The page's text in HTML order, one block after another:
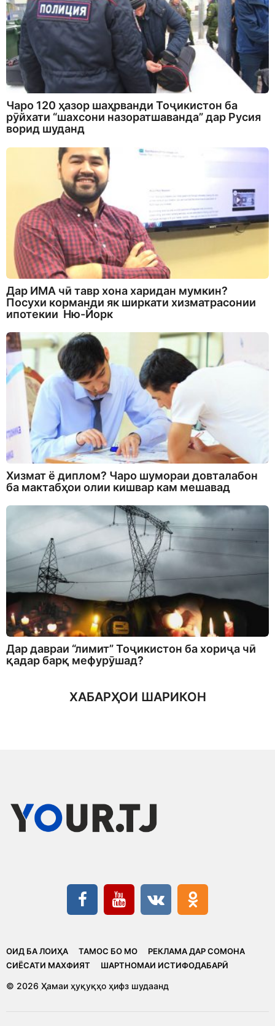
Чаро 120 ҳазор шаҳрванди Тоҷикистон ба
рӯйхати “шахсони назоратшаванда” дар Русия
ворид шуданд
Дар ИМА чӣ тавр хона харидан мумкин?
Посухи корманди як ширкати хизматрасонии
ипотекии Ню-Йорк
Хизмат ё диплом? Чаро шумораи довталабон
ба мактабҳои олии кишвар кам мешавад
Дар давраи “лимит” Тоҷикистон ба хориҷа чӣ
қадар барқ мефурӯшад?
ХАБАРҲОИ ШАРИКОН
ОИД БА ЛОИҲА ТАМОС БО МО
РЕКЛАМА ДАР СОМОНА
CИЁСАТИ МАХФИЯТ
ШАРТНОМАИ ИСТИФОДАБАРӢ
© 2026 Ҳамаи ҳуқуқҳо ҳифз шудаанд